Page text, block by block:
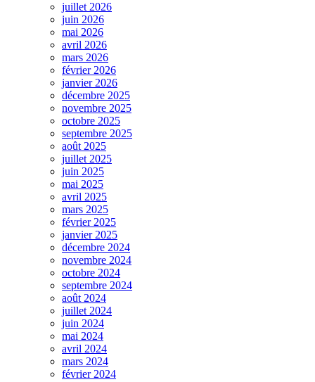
juillet 2026
juin 2026
mai 2026
avril 2026
mars 2026
février 2026
janvier 2026
décembre 2025
novembre 2025
octobre 2025
septembre 2025
août 2025
juillet 2025
juin 2025
mai 2025
avril 2025
mars 2025
février 2025
janvier 2025
décembre 2024
novembre 2024
octobre 2024
septembre 2024
août 2024
juillet 2024
juin 2024
mai 2024
avril 2024
mars 2024
février 2024